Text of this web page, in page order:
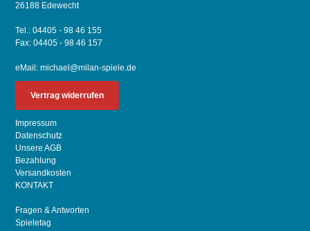
26188 Edewecht
Tel.: 04405 - 98 46 155
Fax: 04405 - 98 46 157
eMail:michael@milan-spiele.de
Vertrag widerrufen
Impressum
Datenschutz
Unsere AGB
Bezahlung
Versandkosten
KONTAKT
Fragen & Antworten
Spieletag